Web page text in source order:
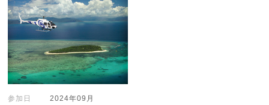
参加日
2024年09月